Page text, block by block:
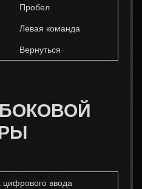
Пробел
Левая команда
Вернуться
цифрового ввода